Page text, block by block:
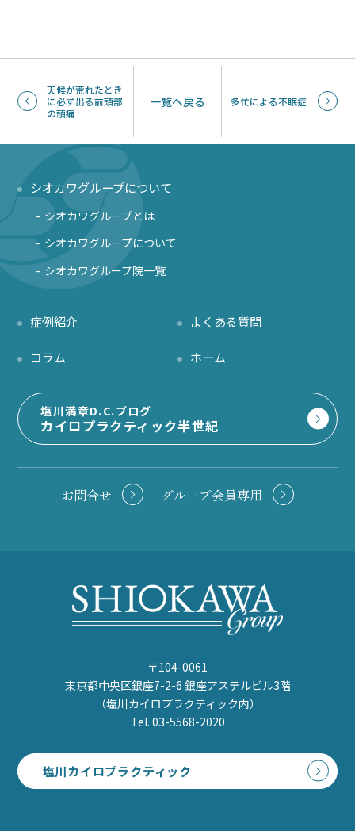
天候が荒れたとき
に必ず出る前頭部
の頭痛
一覧へ戻る 多忙による不眠症
シオカワグループについて
シオカワグループとは
シオカワグループについて
シオカワグループ院一覧
症例紹介 よくある質問
コラム ホーム
塩川満章D.C.ブログ
カイロプラクティック半世紀
お問合せ グループ会員専用
〒104-0061
東京都中央区銀座7-2-6 銀座アステルビル3階
（塩川カイロプラクティック内）
Tel. 03-5568-2020
塩川カイロプラクティック